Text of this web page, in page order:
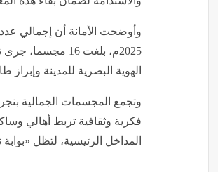
وأوضحت الأمانة أن إجمالي
2025م، بلغت 16
الهوية البصرية للمدينة وإبراز
وتجمع المجسمات الجمالية
فكرية وثقافية تربط أهالي
المداخل الرئيسية، لتظل